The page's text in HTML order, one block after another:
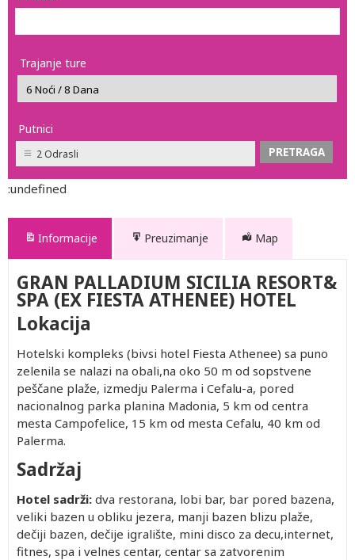
Trajanje ture
Putnici
2 Odrasli
:undefined
Informacije Preuzimanje Map
GRAN PALLADIUM SICILIA RESORT&
SPA (EX FIESTA ATHENEE) HOTEL
Lokacija
Hotelski kompleks (bivsi hotel Fiesta Athenee) sa puno
zelenila se nalazi na obali,na oko 50 m od sopstvene
peščane plaže, izmedju Palerma i Cefalu-a, pored
nacionalnog parka planina Madonia, 5 km od centra
mesta Campofelice, 15 km od mesta Cefalu, 40 km od
Palerma.
Sadržaj
Hotel sadrži: dva restorana, lobi bar, bar pored bazena,
veliki bazen u obliku jezera, manji bazen blizu plaže,
dečiji bazen, dečije igralište, mini disco za decu,internet,
fitnes, spa i velnes centar, centar sa zatvorenim